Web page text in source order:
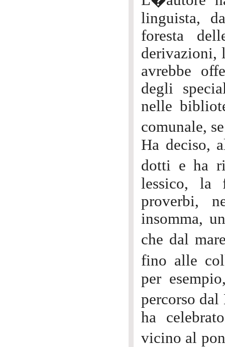
linguista,
foresta
derivazioni,
avrebbe
degli
nelle
comunale,
Ha deciso,
dotti e ha
lessico, la
proverbi,
insomma,
che dal
fino alle
per
percorso
ha
vicino al